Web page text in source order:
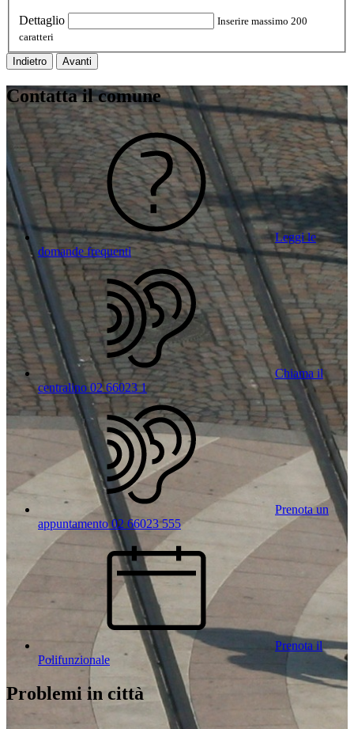
Dettaglio
Inserire massimo 200
caratteri
Indietro Avanti
Contatta il comune
Leggi le
domande frequenti
Chiama il
centralino 02 66023 1
Prenota un
appuntamento 02 66023 555
Prenota il
Polifunzionale
Problemi in città